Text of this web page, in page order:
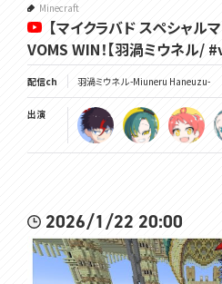
Minecraft
【マイクラバド スペシャル
VOMS WIN！【羽渦ミウネル/
配信ch 羽渦ミウネル -Miuneru Haneuzu-
出演
2026/1/22 20:00